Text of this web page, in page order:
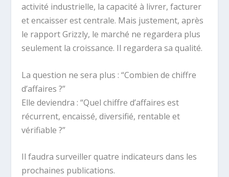
activité industrielle, la capacité à livrer, facturer
et encaisser est centrale. Mais justement, après
le rapport Grizzly, le marché ne regardera plus
seulement la croissance. Il regardera sa qualité.
La question ne sera plus : “Combien de chiffre
d’affaires ?”
Elle deviendra : “Quel chiffre d’affaires est
récurrent, encaissé, diversifié, rentable et
vérifiable ?”
Il faudra surveiller quatre indicateurs dans les
prochaines publications.